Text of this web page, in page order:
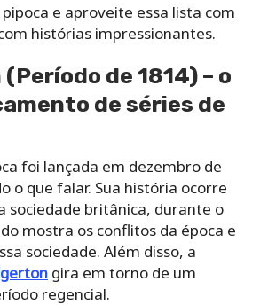
e aproveite essa lista com
histórias impressionantes.
de 1814) – o
de séries de
foi lançada em dezembro de
o que falar. Sua história ocorre
sociedade britânica, durante o
mostra os conflitos da época e
sociedade. Além disso, a
gira em torno de um
regencial.